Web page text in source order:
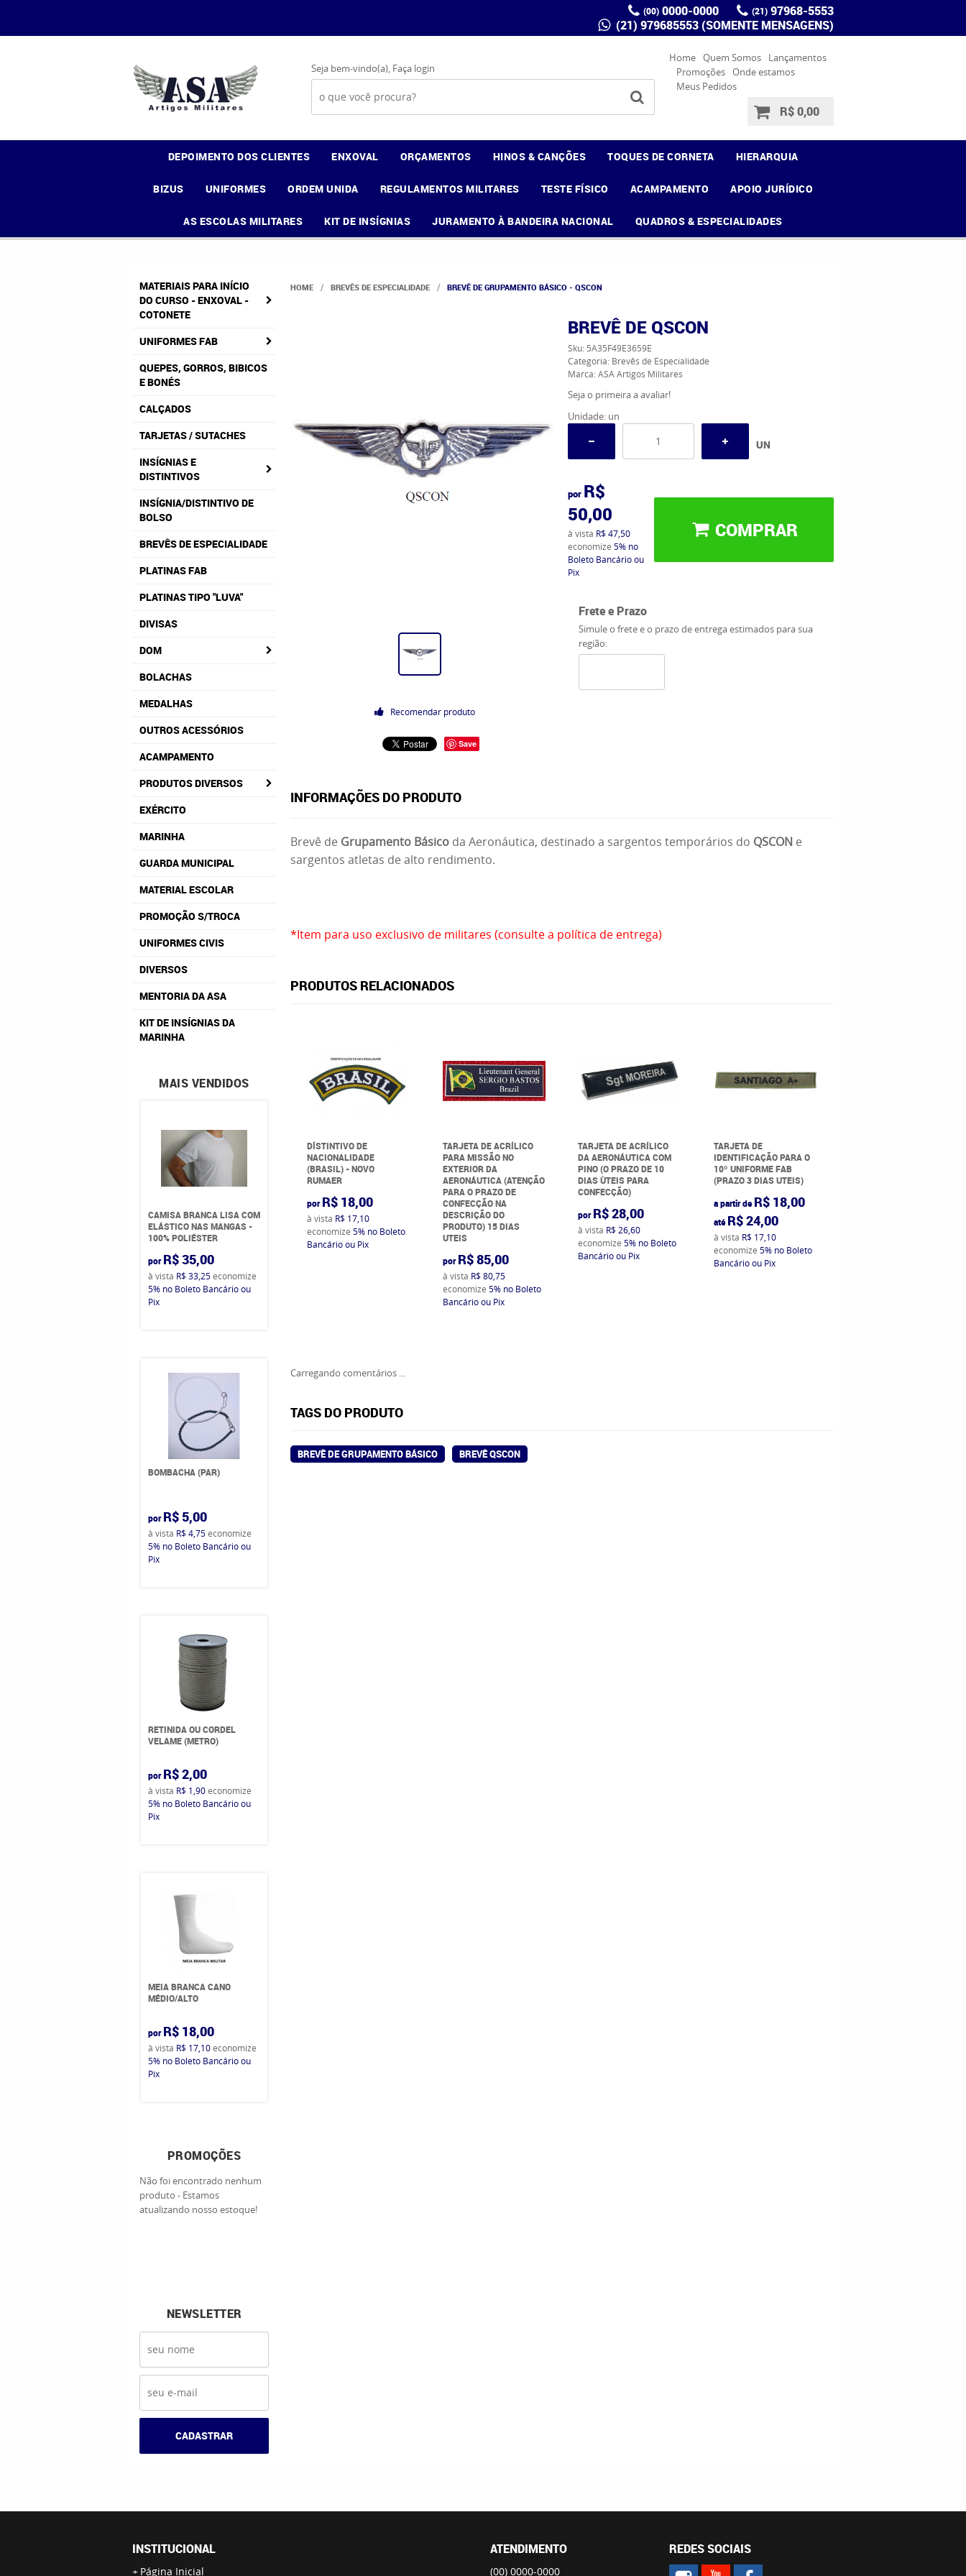
(00) 0000-0000 (21) 97968-5553
(21) 979685553 (SOMENTE MENSAGENS)
Seja bem-vindo(a), Faça login
Home Quem Somos
Lançamentos
Promoções Onde estamos
Meus Pedidos
R$ 0,00
DEPOIMENTO DOS CLIENTES ENXOVAL ORÇAMENTOS HINOS & CANÇÕES TOQUES DE CORNETA HIERARQUIA
BIZUS UNIFORMES ORDEM UNIDA REGULAMENTOS MILITARES TESTE FÍSICO ACAMPAMENTO APOIO JURÍDICO
AS ESCOLAS MILITARES KIT DE INSÍGNIAS JURAMENTO À BANDEIRA NACIONAL QUADROS & ESPECIALIDADES
MATERIAIS PARA INÍCIO
DO CURSO - ENXOVAL -
COTONETE
UNIFORMES FAB
QUEPES, GORROS, BIBICOS
E BONÉS
CALÇADOS
TARJETAS / SUTACHES
INSÍGNIAS E
DISTINTIVOS
INSÍGNIA/DISTINTIVO DE
BOLSO
BREVÊS DE ESPECIALIDADE
PLATINAS FAB
PLATINAS TIPO "LUVA"
DIVISAS
DOM
BOLACHAS
MEDALHAS
OUTROS ACESSÓRIOS
ACAMPAMENTO
PRODUTOS DIVERSOS
EXÉRCITO
MARINHA
GUARDA MUNICIPAL
MATERIAL ESCOLAR
PROMOÇÃO S/TROCA
UNIFORMES CIVIS
DIVERSOS
MENTORIA DA ASA
KIT DE INSÍGNIAS DA
MARINHA
MAIS VENDIDOS
CAMISA BRANCA LISA COM
ELÁSTICO NAS MANGAS -
100% POLIÉSTER
por R$ 35,00
à vista R$ 33,25economize
5% no Boleto Bancário ou
Pix
BOMBACHA (PAR)
por R$ 5,00
à vista R$ 4,75economize
5% no Boleto Bancário ou
Pix
RETINIDA OU CORDEL
VELAME (METRO)
por R$ 2,00
à vista R$ 1,90economize
5% no Boleto Bancário ou
Pix
MEIA BRANCA CANO
MÉDIO/ALTO
por R$ 18,00
à vista R$ 17,10economize
5% no Boleto Bancário ou
Pix
PROMOÇÕES
Não foi encontrado nenhum
produto - Estamos
atualizando nosso estoque!
NEWSLETTER
CADASTRAR
HOME BREVÊS DE ESPECIALIDADE BREVÊ DE GRUPAMENTO BÁSICO - QSCON
Recomendar produto
Save
BREVÊ DE QSCON
Sku: 5A35F49E3659E
Categoria: Brevês de Especialidade
Marca:ASA Artigos Militares
Seja o primeira a avaliar!
Unidade: un
UN
por R$
50,00
à vista R$ 47,50
economize 5% no
Boleto Bancário ou
Pix
COMPRAR
Frete e Prazo
Simule o frete e o prazo de entrega estimados para sua
região:
INFORMAÇÕES DO PRODUTO
Brevê de Grupamento Básico da Aeronáutica, destinado a sargentos temporários do QSCON e
sargentos atletas de alto rendimento.
*Item para uso exclusivo de militares (consulte a política de entrega)
PRODUTOS RELACIONADOS
DÍSTINTIVO DE
NACIONALIDADE
(BRASIL) - NOVO
RUMAER
por R$ 18,00
à vista R$ 17,10
economize 5% no Boleto
Bancário ou Pix
TARJETA DE ACRÍLICO
PARA MISSÃO NO
EXTERIOR DA
AERONÁUTICA (ATENÇÃO
PARA O PRAZO DE
CONFECÇÃO NA
DESCRIÇÃO DO
PRODUTO) 15 DIAS
UTEIS
por R$ 85,00
à vista R$ 80,75
economize 5% no Boleto
Bancário ou Pix
TARJETA DE ACRÍLICO
DA AERONÁUTICA COM
PINO (O PRAZO DE 10
DIAS ÙTEIS PARA
CONFECÇÃO)
por R$ 28,00
à vista R$ 26,60
economize5% no Boleto
Bancário ou Pix
TARJETA DE
IDENTIFICAÇÃO PARA O
10º UNIFORME FAB
(PRAZO 3 DIAS UTEIS)
a partir de R$ 18,00
até R$ 24,00
à vista R$ 17,10
economize5% no Boleto
Bancário ou Pix
Carregando comentários ...
TAGS DO PRODUTO
BREVÊ DE GRUPAMENTO BÁSICO BREVÊ QSCON
INSTITUCIONAL
Página Inicial
ATENDIMENTO
(00) 0000-0000
REDES SOCIAIS